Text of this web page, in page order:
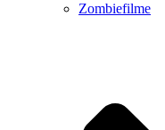
Zombiefilme